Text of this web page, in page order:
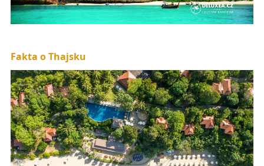
Fakta o Thajsku